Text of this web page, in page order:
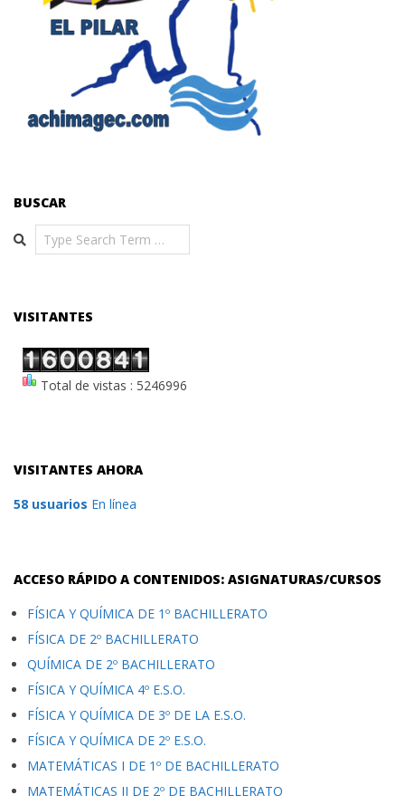
BUSCAR
Search
VISITANTES
Total de vistas : 5246996
VISITANTES AHORA
58 usuarios En línea
ACCESO RÁPIDO A CONTENIDOS: ASIGNATURAS/CURSOS
FÍSICA Y QUÍMICA DE 1º BACHILLERATO
FÍSICA DE 2º BACHILLERATO
QUÍMICA DE 2º BACHILLERATO
FÍSICA Y QUÍMICA 4º E.S.O.
FÍSICA Y QUÍMICA DE 3º DE LA E.S.O.
FÍSICA Y QUÍMICA DE 2º E.S.O.
MATEMÁTICAS I DE 1º DE BACHILLERATO
MATEMÁTICAS II DE 2º DE BACHILLERATO